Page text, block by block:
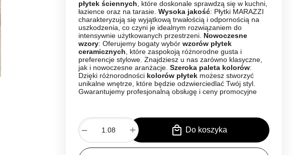
płytek ściennych , które doskonale sprawdzą się w kuchni,
łazience oraz na tarasie. Wysoka jakość: Płytki MARAZZI
charakteryzują się wyjątkową trwałością i odpornością na
uszkodzenia, co czyni je idealnym rozwiązaniem do
intensywnie użytkowanych przestrzeni. Nowoczesne
wzory: Oferujemy bogaty wybór wzorów płytek
ceramicznych , które zaspokoją różnorodne gusta i
preferencje stylowe. Znajdziesz u nas zarówno klasyczne,
jak i nowoczesne aranżacje. Szeroka paleta kolorów:
Dzięki różnorodności kolorów płytek możesz stworzyć
unikalne wnętrze, które będzie odzwierciedlać Twój styl.
Gwarantujemy profesjonalną obsługę i ceny promocyjne
+
− Do koszyka